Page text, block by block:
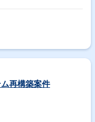
再構築案件